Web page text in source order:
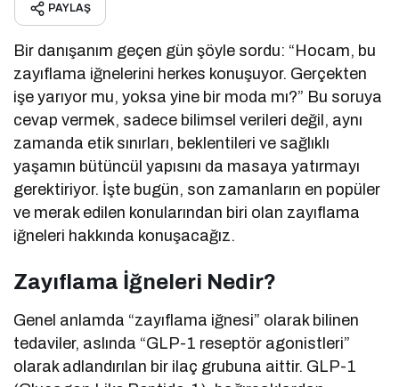
PAYLAŞ
Bir danışanım geçen gün şöyle sordu: “Hocam, bu
zayıflama iğnelerini herkes konuşuyor. Gerçekten
işe yarıyor mu, yoksa yine bir moda mı?” Bu soruya
cevap vermek, sadece bilimsel verileri değil, aynı
zamanda etik sınırları, beklentileri ve sağlıklı
yaşamın bütüncül yapısını da masaya yatırmayı
gerektiriyor. İşte bugün, son zamanların en popüler
ve merak edilen konularından biri olan zayıflama
iğneleri hakkında konuşacağız.
Zayıflama İğneleri Nedir?
Genel anlamda “zayıflama iğnesi” olarak bilinen
tedaviler, aslında “GLP-1 reseptör agonistleri”
olarak adlandırılan bir ilaç grubuna aittir. GLP-1